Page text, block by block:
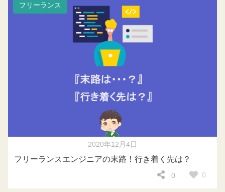
フリーランス
2020年12月4日
フリーランスエンジニアの末路！行き着く先は？
0 0